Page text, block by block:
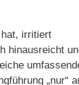
irritiert
hinausreicht
„nur“